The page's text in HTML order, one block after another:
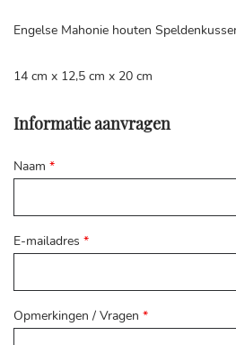
Engelse Mahonie houten
14 cm x 12,5 cm x 20 cm
Informatie aanvragen
Naam *
E-mailadres *
Opmerkingen / Vragen *